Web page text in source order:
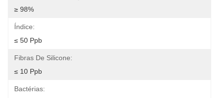
≥ 98%
Índice:
≤ 50 Ppb
Fibras De Silicone:
≤ 10 Ppb
Bactérias: